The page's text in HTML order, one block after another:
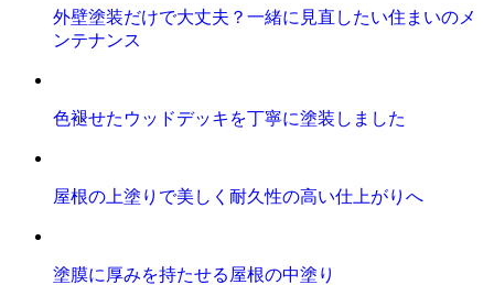
外壁塗装だけで大丈夫？一緒に見直したい住まいのメ
ンテナンス
色褪せたウッドデッキを丁寧に塗装しました
屋根の上塗りで美しく耐久性の高い仕上がりへ
塗膜に厚みを持たせる屋根の中塗り